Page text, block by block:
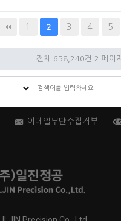
1 2 3 4 5
전체 658,240건 2 페이지
이메일무단수집거부